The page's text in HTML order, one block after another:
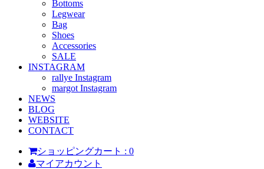
Bottoms
Legwear
Bag
Shoes
Accessories
SALE
INSTAGRAM
rallye Instagram
margot Instagram
NEWS
BLOG
WEBSITE
CONTACT
ショッピングカート : 0
マイアカウント